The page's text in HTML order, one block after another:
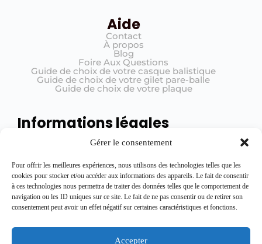
Gérer le consentement
Pour offrir les meilleures expériences, nous utilisons des technologies telles que les
cookies pour stocker et/ou accéder aux informations des appareils. Le fait de consentir
à ces technologies nous permettra de traiter des données telles que le comportement de
navigation ou les ID uniques sur ce site. Le fait de ne pas consentir ou de retirer son
consentement peut avoir un effet négatif sur certaines caractéristiques et fonctions.
Accepter
Aide
Contact
À propos
Blog
Foire Aux Questions
Guide de choix de votre casque balistique
Guide de choix de votre gilet pare-balle
Guide de choix de votre plaque
Informations légales
Conditions générales de vente (CGV)
Registre de traitement
Rejoignez l'équipe
Restez informé des dernières nouveautés, promotions exclusives et conseils
en vous inscrivant ici.